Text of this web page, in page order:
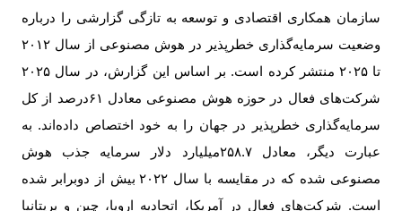
سازمان همکاری اقتصادی و توسعه به تازگی گزارشی را درباره
وضعیت سرمایه‌گذاری خطرپذیر در هوش مصنوعی از سال۲۰۱۲
تا۲۰۲۵ منتشر کرده است. بر اساس این گزارش، در سال۲۰۲۵
شرکت‌های فعال در حوزه هوش مصنوعی معادل ۶۱درصد از کل
سرمایه‌گذاری خطرپذیر در جهان را به خود اختصاص داده‌اند. به
عبارت دیگر، معادل۲۵۸.۷‌میلیارد دلار سرمایه جذب هوش
مصنوعی شده که در مقایسه با سال ۲۰۲۲ بیش از دوبرابر شده
است. شرکت‌های فعال در آمریکا، اتحادیه اروپا، چین و بریتانیا